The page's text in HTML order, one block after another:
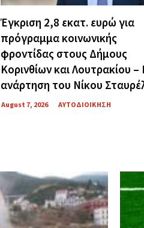
Έγκριση 2,8 εκατ. ευρώ για
πρόγραμμα κοινωνικής
φροντίδας στους Δήμους
Κορινθίων και Λουτρακίου –
ανάρτηση του Νίκου
August 7, 2026 ΑΥΤΟΔΙΟΙΚΗΣΗ